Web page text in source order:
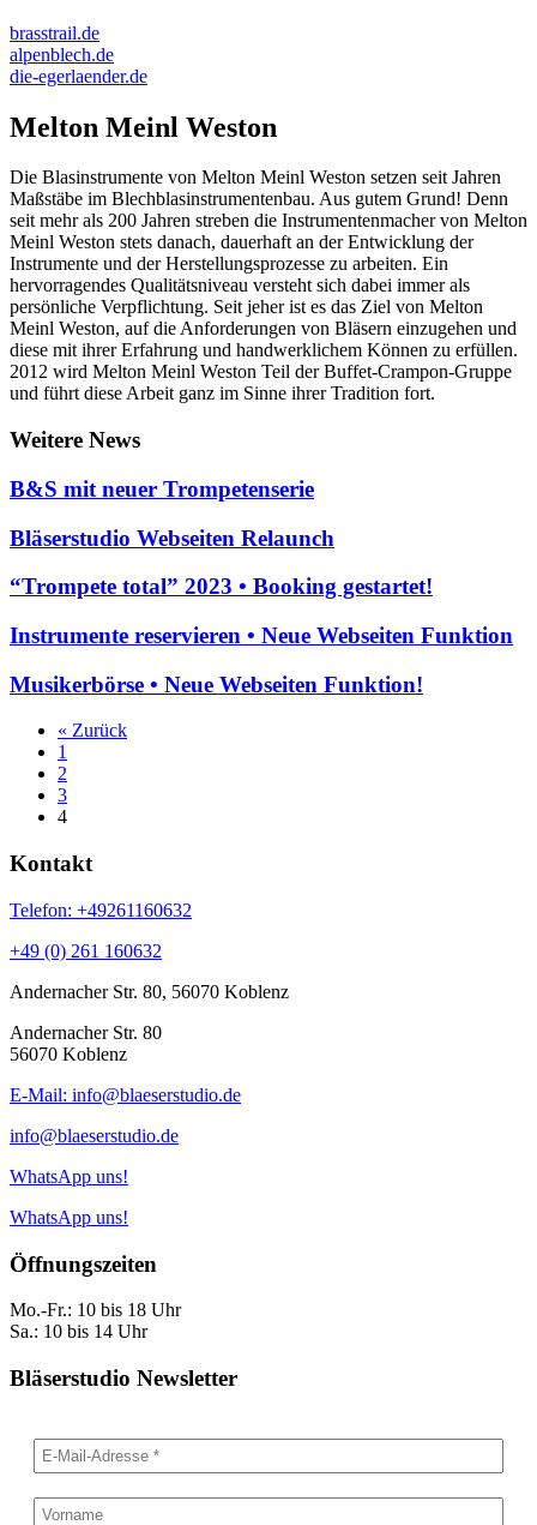
brasstrail.de
alpenblech.de
die-egerlaender.de
Melton Meinl Weston
Die Blasinstrumente von Melton Meinl Weston setzen seit Jahren
Maßstäbe im Blechblasinstrumentenbau. Aus gutem Grund! Denn
seit mehr als 200 Jahren streben die Instrumentenmacher von Melton
Meinl Weston stets danach, dauerhaft an der Entwicklung der
Instrumente und der Herstellungsprozesse zu arbeiten. Ein
hervorragendes Qualitätsniveau versteht sich dabei immer als
persönliche Verpflichtung. Seit jeher ist es das Ziel von Melton
Meinl Weston, auf die Anforderungen von Bläsern einzugehen und
diese mit ihrer Erfahrung und handwerklichem Können zu erfüllen.
2012 wird Melton Meinl Weston Teil der Buffet-Crampon-Gruppe
und führt diese Arbeit ganz im Sinne ihrer Tradition fort.
Weitere News
B&S mit neuer Trompetenserie
Bläserstudio Webseiten Relaunch
“Trompete total” 2023 • Booking gestartet!
Instrumente reservieren • Neue Webseiten Funktion
Musikerbörse • Neue Webseiten Funktion!
« Zurück
1
2
3
4
Kontakt
Telefon: +49261160632
+49 (0) 261 160632
Andernacher Str. 80, 56070 Koblenz
Andernacher Str. 80
56070 Koblenz
E-Mail: info@blaeserstudio.de
info@blaeserstudio.de
WhatsApp uns!
WhatsApp uns!
Öffnungszeiten
Mo.-Fr.: 10 bis 18 Uhr
Sa.: 10 bis 14 Uhr
Bläserstudio Newsletter